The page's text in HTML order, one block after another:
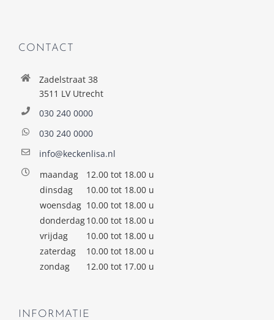
CONTACT
Zadelstraat 38
3511 LV Utrecht
030 240 0000
030 240 0000
info@keckenlisa.nl
maandag
12.00 tot 18.00 u
dinsdag
10.00 tot 18.00 u
woensdag 10.00 tot 18.00 u
donderdag10.00 tot 18.00 u
vrijdag
10.00 tot 18.00 u
zaterdag
10.00 tot 18.00 u
zondag
12.00 tot 17.00 u
INFORMATIE